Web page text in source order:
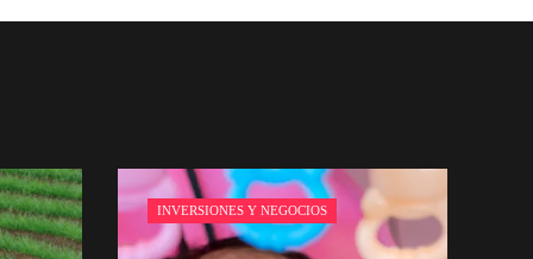
INVERSIONES Y NEGOCIOS